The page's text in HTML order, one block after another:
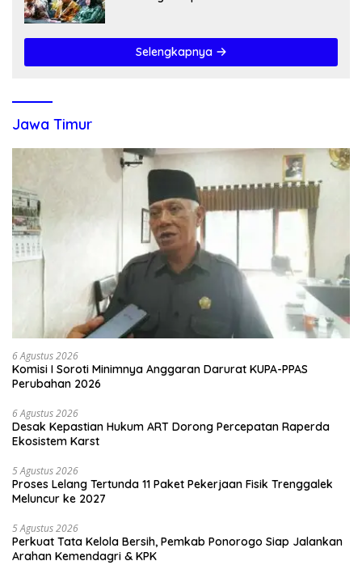
Selengkapnya
Jawa Timur
6 Agustus 2026
Komisi I Soroti Minimnya Anggaran Darurat KUPA-PPAS
Perubahan 2026
6 Agustus 2026
Desak Kepastian Hukum ART Dorong Percepatan Raperda
Ekosistem Karst
5 Agustus 2026
Proses Lelang Tertunda 11 Paket Pekerjaan Fisik Trenggalek
Meluncur ke 2027
5 Agustus 2026
Perkuat Tata Kelola Bersih, Pemkab Ponorogo Siap Jalankan
Arahan Kemendagri & KPK